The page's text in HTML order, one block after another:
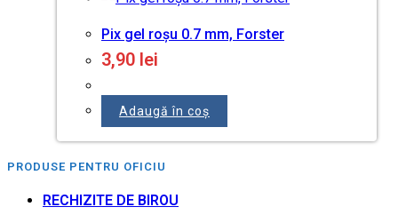
Pix gel roșu 0.7 mm, Forster
3,90 lei
Adaugă în coș
PRODUSE PENTRU OFICIU
RECHIZITE DE BIROU